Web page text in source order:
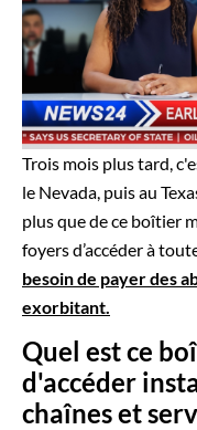
Trois mois plus tard,
le Nevada, puis au
plus que de ce boîtier
foyers d’accéder à
besoin de payer des
exorbitant.
Quel est ce
d'accéder
chaînes et